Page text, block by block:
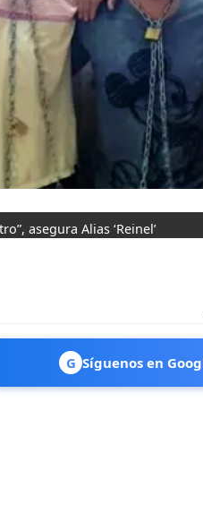
asegura Alias ‘Reinel’
G Síguenos en